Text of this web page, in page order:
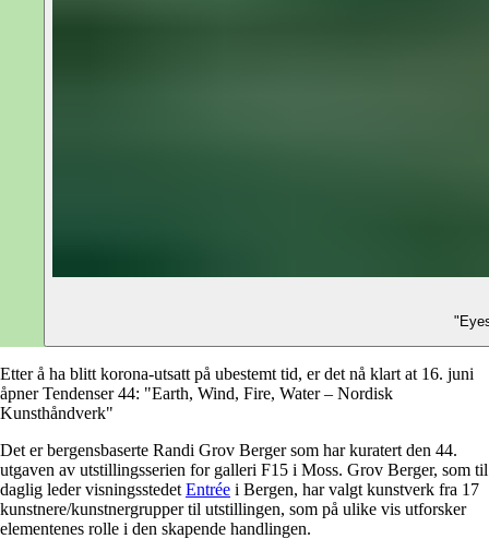
Etter å ha blitt korona-utsatt på ubestemt tid, er det nå klart at 16. juni
åpner Tendenser 44: "Earth, Wind, Fire, Water – Nordisk
Kunsthåndverk"
Det er bergensbaserte Randi Grov Berger som har kuratert den 44.
utgaven av utstillingsserien for galleri F15 i Moss. Grov Berger, som til
daglig leder visningsstedet Entrée i Bergen, har valgt kunstverk fra 17
kunstnere/kunstnergrupper til utstillingen, som på ulike vis utforsker
elementenes rolle i den skapende handlingen.